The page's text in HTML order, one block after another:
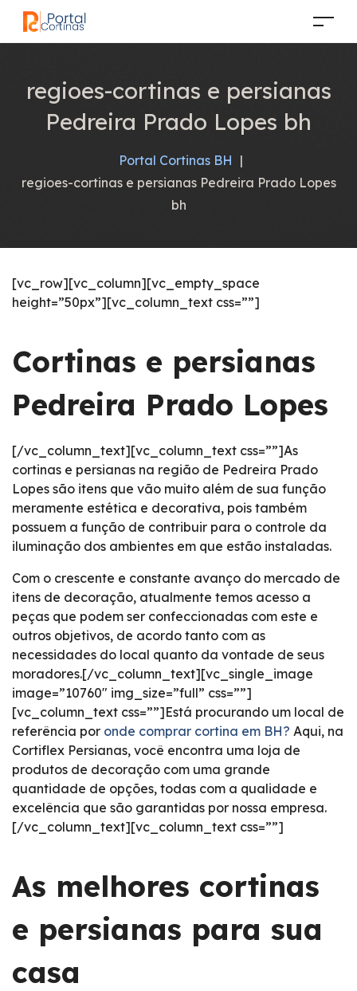
regioes-cortinas e persianas
Pedreira Prado Lopes bh
Portal Cortinas BH |
regioes-cortinas e persianas Pedreira Prado Lopes
bh
[vc_row][vc_column][vc_empty_space
height=”50px”][vc_column_text css=””]
Cortinas e persianas
Pedreira Prado Lopes
[/vc_column_text][vc_column_text css=””]As
cortinas e persianas na região de Pedreira Prado
Lopes são itens que vão muito além de sua função
meramente estética e decorativa, pois também
possuem a função de contribuir para o controle da
iluminação dos ambientes em que estão instaladas.
Com o crescente e constante avanço do mercado de
itens de decoração, atualmente temos acesso a
peças que podem ser confeccionadas com este e
outros objetivos, de acordo tanto com as
necessidades do local quanto da vontade de seus
moradores.[/vc_column_text][vc_single_image
image=”10760″ img_size=”full” css=””]
[vc_column_text css=””]Está procurando um local de
referência por onde comprar cortina em BH? Aqui, na
Cortiflex Persianas, você encontra uma loja de
produtos de decoração com uma grande
quantidade de opções, todas com a qualidade e
excelência que são garantidas por nossa empresa.
[/vc_column_text][vc_column_text css=””]
As melhores cortinas
e persianas para sua
casa